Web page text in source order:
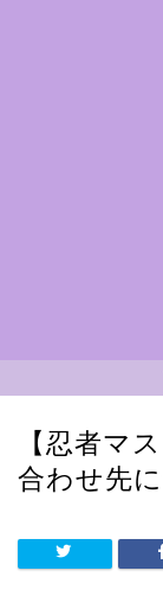
【忍者マ
合わせ先